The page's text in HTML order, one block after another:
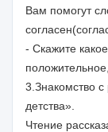
Вам помогут
- Скажите
3.Знакомство с
детства».
Чтение